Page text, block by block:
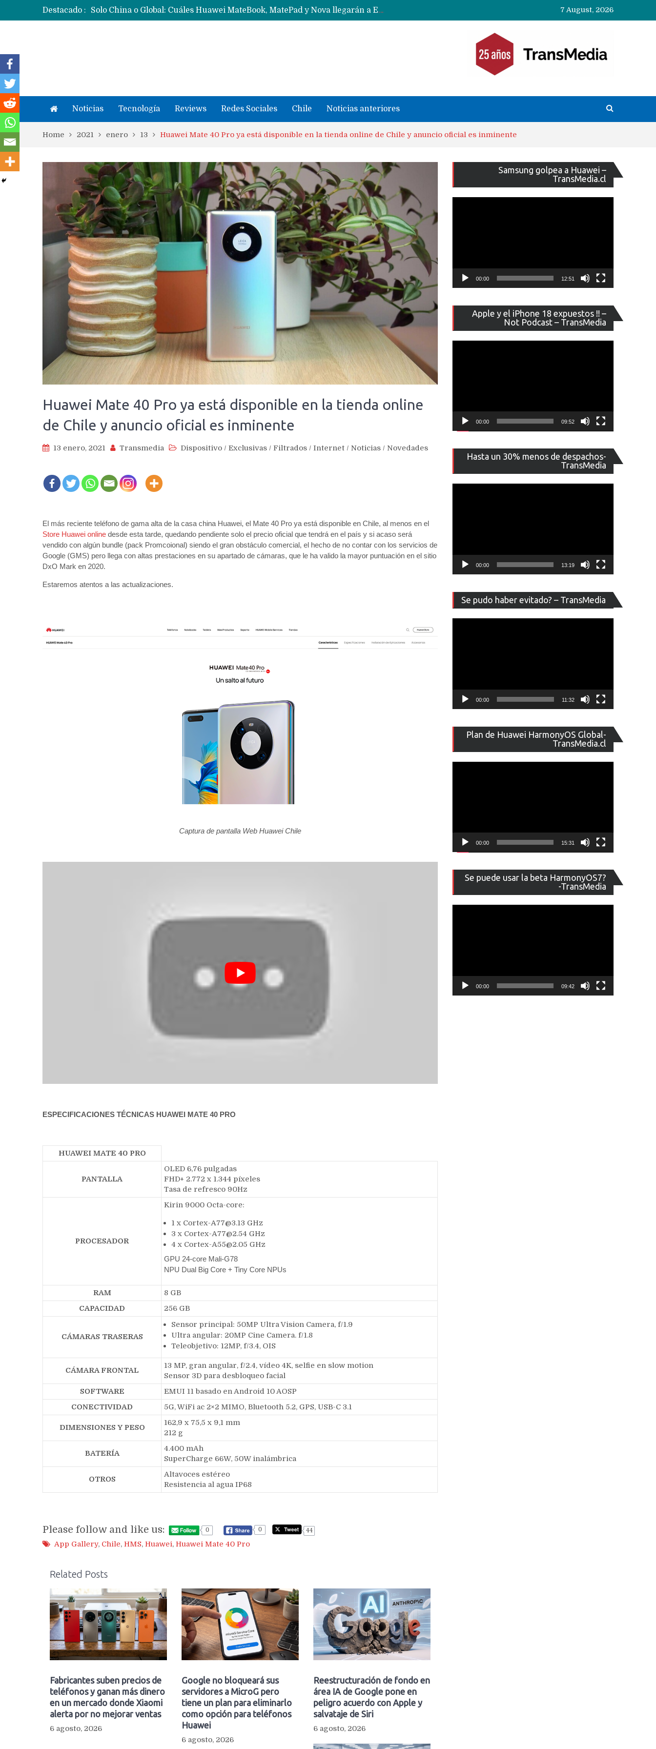
Destacado :
Data Centers de Huawei en Chile, México, Brasil,Perú y Argentina podrían verse afectados por arremetida de EE.UU
Fabricantes suben precios de teléfonos y ganan más dinero en un mercado donde Xiaomi alerta por no mejorar ventas
7 August, 2026
Noticias Tecnología Reviews Redes Sociales Chile Noticias anteriores
Home 2021 enero 13 Huawei Mate 40 Pro ya está disponible en la tienda online de Chile y anuncio oficial es inminente
Huawei Mate 40 Pro ya está disponible en la tienda online
de Chile y anuncio oficial es inminente
13 enero, 2021 Transmedia Dispositivo / Exclusivas / Filtrados / Internet / Noticias / Novedades
El más reciente teléfono de gama alta de la casa china Huawei, el Mate 40 Pro ya está disponible en Chile, al menos en el
Store Huawei online desde esta tarde, quedando pendiente solo el precio oficial que tendrá en el país y si acaso será
vendido con algún bundle (pack Promcoional) siendo el gran obstáculo comercial, el hecho de no contar con los servicios de
Google (GMS) pero llega con altas prestaciones en su apartado de cámaras, que le ha valido la mayor puntuación en el sitio
DxO Mark en 2020.
Estaremos atentos a las actualizaciones.
Captura de pantalla Web Huawei Chile
ESPECIFICACIONES TÉCNICAS HUAWEI MATE 40 PRO
HUAWEI MATE 40 PRO
PANTALLA
OLED 6,76 pulgadas
FHD+ 2.772 x 1.344 píxeles
Tasa de refresco 90Hz
PROCESADOR
Kirin 9000 Octa-core:
1 x Cortex-A77@3.13 GHz
3 x Cortex-A77@2.54 GHz
4 x Cortex-A55@2.05 GHz
GPU 24-core Mali-G78
NPU Dual Big Core + Tiny Core NPUs
RAM
8 GB
CAPACIDAD
256 GB
CÁMARAS TRASERAS
Sensor principal: 50MP Ultra Vision Camera, f/1.9
Ultra angular: 20MP Cine Camera. f/1.8
Teleobjetivo: 12MP, f/3.4, OIS
CÁMARA FRONTAL
13 MP, gran angular, f/2.4, vídeo 4K, selfie en slow motion
Sensor 3D para desbloqueo facial
SOFTWARE
EMUI 11 basado en Android 10 AOSP
CONECTIVIDAD
5G, WiFi ac 2×2 MIMO, Bluetooth 5.2, GPS, USB-C 3.1
DIMENSIONES Y PESO
162,9 x 75,5 x 9,1 mm
212 g
BATERÍA
4.400 mAh
SuperCharge 66W, 50W inalámbrica
OTROS
Altavoces estéreo
Resistencia al agua IP68
Please follow and like us: 0 0 44
App Gallery, Chile, HMS, Huawei, Huawei Mate 40 Pro
Related Posts
Fabricantes suben precios de
teléfonos y ganan más dinero
en un mercado donde Xiaomi
alerta por no mejorar ventas
6 agosto, 2026
Google no bloqueará sus
servidores a MicroG pero
tiene un plan para eliminarlo
como opción para teléfonos
Huawei
6 agosto, 2026
Reestructuración de fondo en
área IA de Google pone en
peligro acuerdo con Apple y
salvataje de Siri
6 agosto, 2026
Samsung golpea a Huawei –
TransMedia.cl
de
vídeo
00:00 12:51
Apple y el iPhone 18 expuestos !! –
Not Podcast – TransMedia
de
vídeo
00:00 09:52
Hasta un 30% menos de despachos-
TransMedia
de
vídeo
00:00 13:19
Se pudo haber evitado? – TransMedia
de
vídeo
00:00 11:32
Plan de Huawei HarmonyOS Global-
TransMedia.cl
de
vídeo
00:00 15:31
Se puede usar la beta HarmonyOS7?
-TransMedia
de
vídeo
00:00 09:42